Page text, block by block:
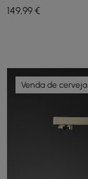
149,99€
Venda de cerveja